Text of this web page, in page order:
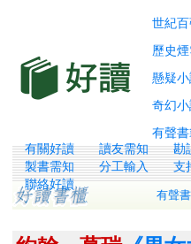
世紀
歷史
懸疑
奇幻
有聲
有關好讀 讀友需知
勘
製書需知
分工輸入
支
聯絡好讀
有聲